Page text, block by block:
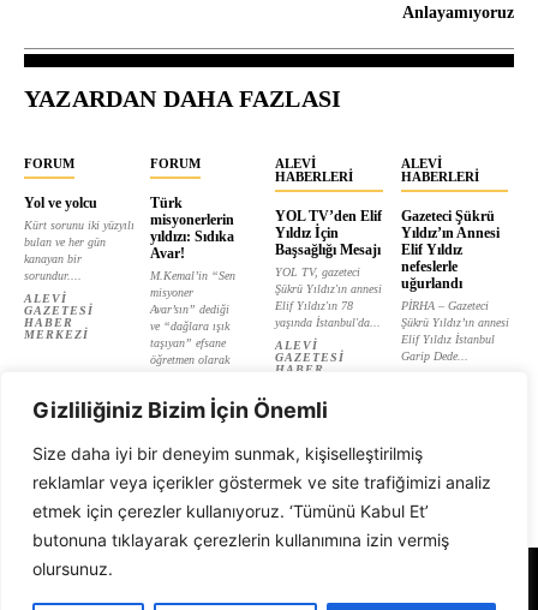
Gizliliğiniz Bizim İçin Önemli
Size daha iyi bir deneyim sunmak, kişiselleştirilmiş
reklamlar veya içerikler göstermek ve site trafiğimizi analiz
etmek için çerezler kullanıyoruz. ‘Tümünü Kabul Et’
butonuna tıklayarak çerezlerin kullanımına izin vermiş
olursunuz.
Anlayamıyoruz
YAZARDAN DAHA FAZLASI
FORUM
Yol ve yolcu
Kürt sorunu iki yüzyılı
bulan ve her gün
kanayan bir
sorundur....
ALEVI
GAZETESI
HABER
MERKEZI
FORUM
Türk
misyonerlerin
yıldızı: Sıdıka
Avar!
M.Kemal’in “Sen
misyoner
Avar’sın” dediği
ve “dağlara ışık
taşıyan” efsane
öğretmen olarak
ALEVI
GAZETESI
ALEVI
HABERLERI
YOL TV’den Elif
Yıldız İçin
Başsağlığı Mesajı
YOL TV, gazeteci
Şükrü Yıldız'ın annesi
Elif Yıldız'ın 78
yaşında İstanbul'da...
ALEVI
GAZETESI
HABER
ALEVI
HABERLERI
Gazeteci Şükrü
Yıldız’ın Annesi
Elif Yıldız
nefeslerle
uğurlandı
PİRHA – Gazeteci
Şükrü Yıldız’ın annesi
Elif Yıldız İstanbul
Garip Dede...